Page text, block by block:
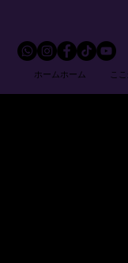
ホームホーム こ